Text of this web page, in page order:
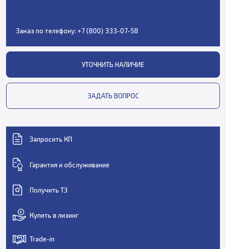
Заказ по телефону: +7 (800) 333-07-58
УТОЧНИТЬ НАЛИЧИЕ
ЗАДАТЬ ВОПРОС
Запросить КП
Гарантия и обслуживание
Получить ТЗ
Купить в лизинг
Trade-in